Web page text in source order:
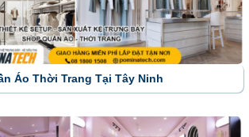
Áo Thời Trang Tại Tây Ninh